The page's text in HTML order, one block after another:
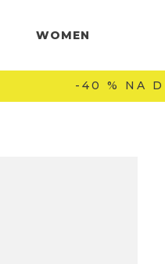
WOMEN
-40 % NA